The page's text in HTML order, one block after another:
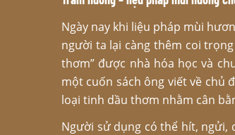
Ngày nay khi liệu pháp mùi
người ta lại càng thêm coi
thơm” được nhà hóa học và
một cuốn sách ông viết về chủ
loại tinh dầu thơm nhằm cân
Người sử dụng có thể hít,